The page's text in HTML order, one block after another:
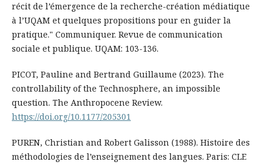
récit de l’émergence de la recherche-création médiatique
à l’UQAM et quelques propositions pour en guider la
pratique." Communiquer. Revue de communication
sociale et publique. UQAM: 103-136.
PICOT, Pauline and Bertrand Guillaume (2023). The
controllability of the Technosphere, an impossible
question. The Anthropocene Review.
https://doi.org/10.1177/205301
PUREN, Christian and Robert Galisson (1988). Histoire des
méthodologies de l’enseignement des langues. Paris: CLE